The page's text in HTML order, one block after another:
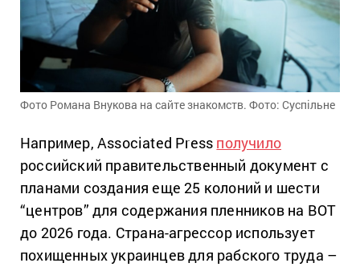
Фото Романа Внукова на сайте знакомств. Фото: Суспільне
Например, Associated Press получило
российский правительственный документ с
планами создания еще 25 колоний и шести
“центров” для содержания пленников на ВОТ
до 2026 года. Страна-агрессор использует
похищенных украинцев для рабского труда –